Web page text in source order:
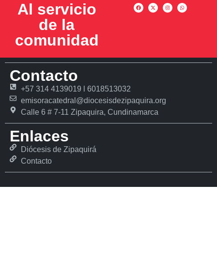
Al servicio
de la
comunidad
Contacto
+57 314 4139019 l 6018513032
emisoracatedral@diocesisdezipaquira.org
Calle 6 # 7-11 Zipaquira, Cundinamarca
Enlaces
Diócesis de Zipaquirá
Contacto